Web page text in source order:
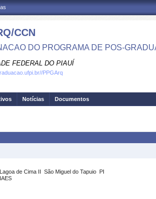
CCN
DO PROGRAMA DE POS-
FEDERAL DO PIAUÍ
PPGArq
Notícias Documentos
de Cima II  São Miguel do Tapuio  PI